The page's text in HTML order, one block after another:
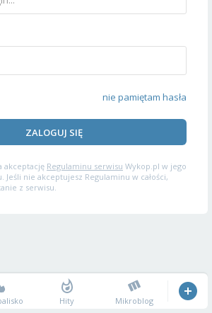
nie pamiętam hasła
ZALOGUJ SIĘ
akceptację Regulaminu serwisu Wykop.pl w jego
nie akceptujesz Regulaminu w całości,
z serwisu.
Hity Mikroblog